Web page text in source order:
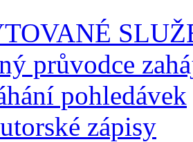
průvodce
pohledávek
zápisy